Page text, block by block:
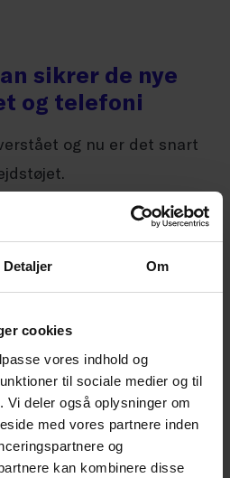
Detaljer Om
cookies
vores indhold og
til sociale medier og til
deler også oplysninger om
med vores partnere inden
og
kan kombinere disse
sikrer de nye
og telefoni
og nu er det snart